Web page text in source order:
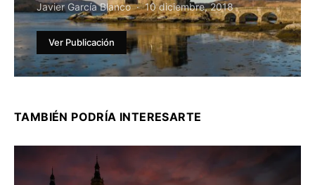
Javier García Blanco 10 diciembre, 2018
Ver Publicación
TAMBIÉN PODRÍA INTERESARTE